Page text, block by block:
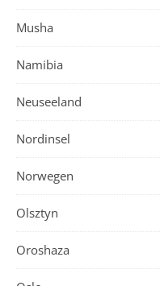
Musha
Namibia
Neuseeland
Nordinsel
Norwegen
Olsztyn
Oroshaza